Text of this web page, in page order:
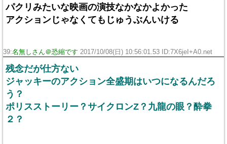
パクリみたいな映画の演技なかなかよかった
アクションじゃなくてもじゅうぶんいける
39:名無しさん＠恐縮です 2017/10/08(日) 10:56:01.53 ID:7X6jeI+A0.net
残念だが仕方ない
ジャッキーのアクション全盛期はいつになるんだろ
う？
ポリスストーリー？サイクロンZ？九龍の眼？酔拳
２？